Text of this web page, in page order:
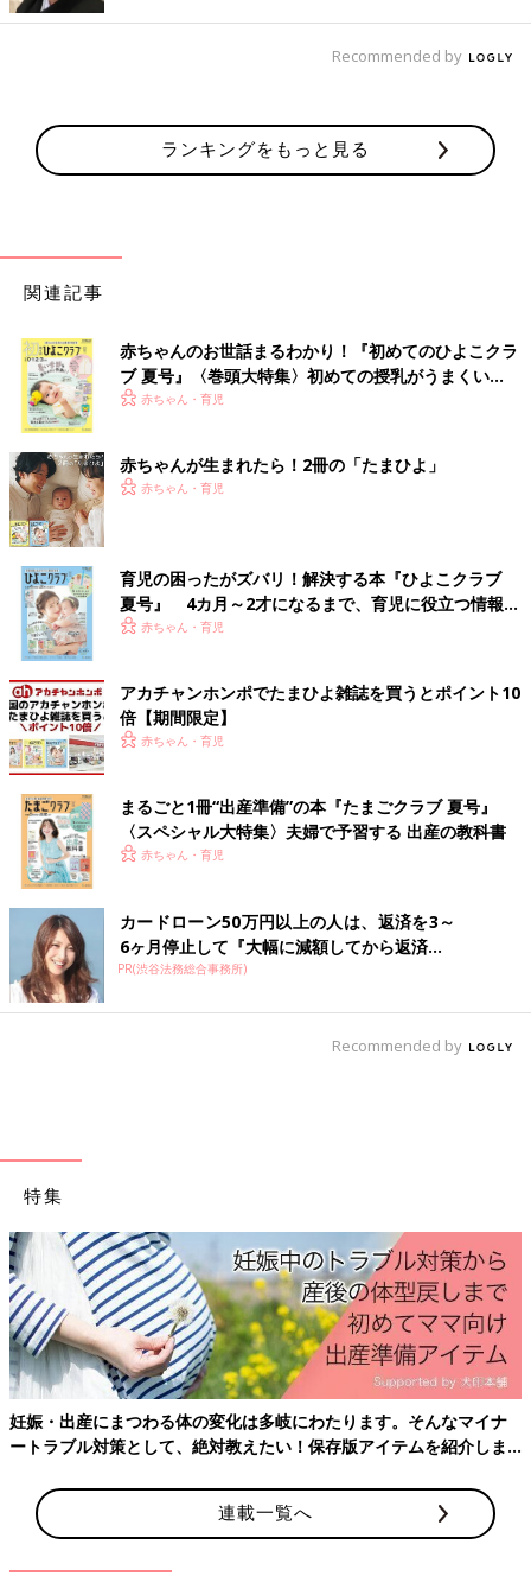
と考えていたとき、夫の両親もうちの両親も結婚記念日が3月だ
念日でもありませんでしたが、3月に入籍をしました。
（谷口さん）
「再発は、1回目の腫瘍とはまた違うもので。医師には『多分そ
見つかっていないものです。予後は悪くないとは思うけれど、そ
もそも30 例ぐらいしかないので今は何とも言えません』と言わ
れました。
再発した腫瘍は、約10時間の手術と、抗がん剤で治療すること
に。さらに、退院後も、服薬するタイプの抗がん剤を続けなけれ
ばならないこともわかったんです。
性があるんですね。それは、1度目の脳腫瘍のとき、そのときは
婚約者という立場だったんですが、医師から『抗がん剤を使うの
で、将来、子どもができにくくなる可能性がある』と聞いていま
した。
抗がん剤治療を止めて5～6年後に、子どもをつくる能力が戻る場
合もあるそうなんですが、退院しても2年は飲まないといけなく
て、抗がん剤を止めて5～6年後から子どもをつくれるかもしれな
い、と言われても、そのころ私は何歳なの？って。
しかも、夫の場合、1度目の脳腫瘍の後遺症で、ありとあらゆる
ホルモンを作れなくなっていたので、再び精子をつくれるように
な、と思いました」（谷口さん）
そのとき、奈都子さんはあることを思い描いていました。それが
養子縁組です。
「私、学生のころから、早く子どもが欲しいと思っていたんです
もポジティブなイメージだったんです。だから、養子縁組のこと
は、夫の1度目の脳腫瘍入院中から、調べ始めていたんです。
ただ、夫はそうじゃないのかなと思うことがあって。実は夫は、
1歳のときに施設から今の両親に養子縁組で迎えられていて、き
ょうだいもみんな養子縁組なんです。だからこそ、子どもについ
て、夫は血のつながりにこだわっているようでした。周囲に自分
と血のつながっている人がいないからこそ、血のつながった家族
がほしいという気持ちは多分私より強かったのだと思います。
交際中に夫が、自分は養子だという話をしてくれたとき、夫の様
子がすごく暗くて。『養子のことでなにかあったのかな。これ
かな？』と思っていたんですね。でも、実際に夫の両親に会って
みたら、夫は両親からすんごく溺愛されていたんですよ（笑）。
ん！』って。だから、私も養子縁組になっても大丈夫という気持
Recommended by
ランキングをもっと見る
関連記事
赤ちゃんのお世話まるわかり！『初めてのひよこクラ
ブ 夏号』〈巻頭大特集〉初めての授乳がうまくい
く！ おっぱい・ミルクの基本と夏のトラブル 解決テ
赤ちゃん・育児
赤ちゃんが生まれたら！2冊の「たまひよ」
赤ちゃん・育児
育児の困ったがズバリ！解決する本『ひよこクラブ
夏号』 4カ月～2才になるまで、育児に役立つ情報が
いっぱい！
赤ちゃん・育児
アカチャンホンポでたまひよ雑誌を買うとポイント10
倍【期間限定】
赤ちゃん・育児
まるごと1冊“出産準備”の本『たまごクラブ 夏号』
〈スペシャル大特集〉夫婦で予習する 出産の教科書
赤ちゃん・育児
カードローン50万円以上の人は、返済を3～
6ヶ月停止して『大幅に減額してから返済...
PR(渋谷法務総合事務所)
Recommended by
特集
妊娠・出産にまつわる体の変化は多岐にわたります。そんなマイナ
ートラブル対策として、絶対教えたい！保存版アイテムを紹介しま
連載一覧へ